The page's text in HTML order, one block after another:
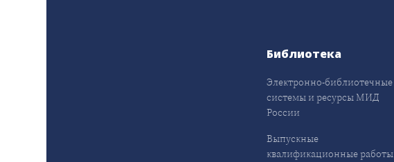
Библиотека
Электронно-библиотечные
системы и ресурсы МИД
России
Выпускные
квалификационные работы